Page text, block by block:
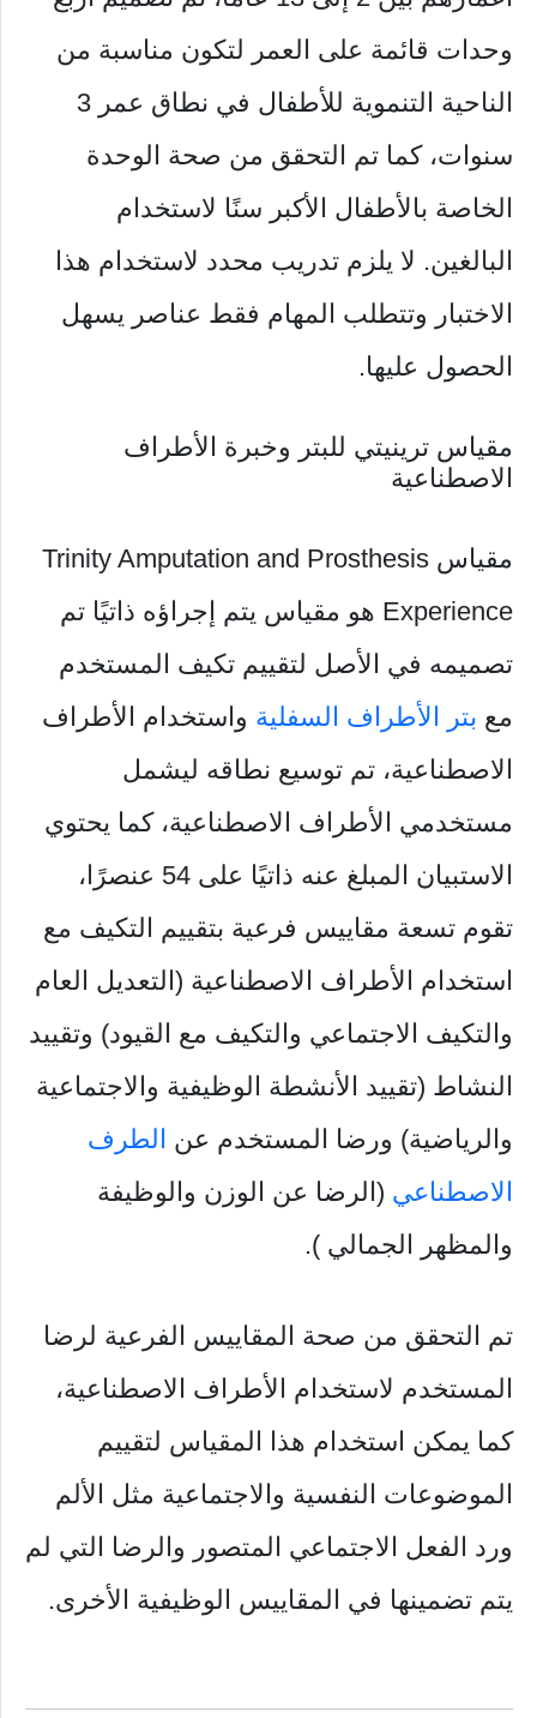
وحدات قائمة على العمر لتكون مناسبة من
الناحية التنموية للأطفال في نطاق عمر 3
سنوات، كما تم التحقق من صحة الوحدة
الخاصة بالأطفال الأكبر سنًا لاستخدام
البالغين. لا يلزم تدريب محدد لاستخدام هذا
الاختبار وتتطلب المهام فقط عناصر يسهل
الحصول عليها.
مقياس ترينيتي للبتر وخبرة الأطراف
الاصطناعية
مقياس Trinity Amputation and Prosthesis
Experience هو مقياس يتم إجراؤه ذاتيًا تم
تصميمه في الأصل لتقييم تكيف المستخدم
مع بتر الأطراف السفلية واستخدام الأطراف
الاصطناعية، تم توسيع نطاقه ليشمل
مستخدمي الأطراف الاصطناعية، كما يحتوي
الاستبيان المبلغ عنه ذاتيًا على 54 عنصرًا،
تقوم تسعة مقاييس فرعية بتقييم التكيف مع
استخدام الأطراف الاصطناعية (التعديل العام
والتكيف الاجتماعي والتكيف مع القيود) وتقييد
النشاط (تقييد الأنشطة الوظيفية والاجتماعية
والرياضية) ورضا المستخدم عن الطرف
الاصطناعي (الرضا عن الوزن والوظيفة
والمظهر الجمالي ).
تم التحقق من صحة المقاييس الفرعية لرضا
المستخدم لاستخدام الأطراف الاصطناعية،
كما يمكن استخدام هذا المقياس لتقييم
الموضوعات النفسية والاجتماعية مثل الألم
ورد الفعل الاجتماعي المتصور والرضا التي لم
يتم تضمينها في المقاييس الوظيفية الأخرى.